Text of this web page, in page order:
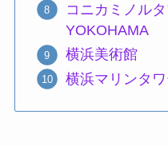
コニカミノル
YOKOHAMA
横浜美術館
横浜マリンタ